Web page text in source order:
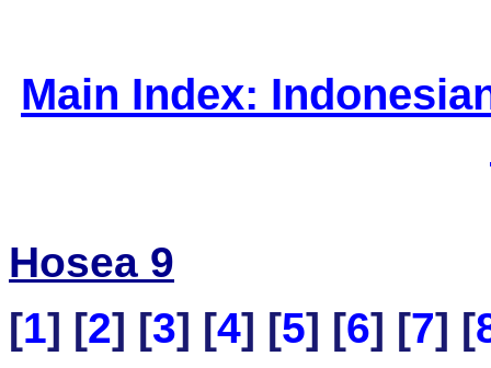
Main Index:
Hosea 9
[1] [2] [3] [4] [5] [6] [7] [